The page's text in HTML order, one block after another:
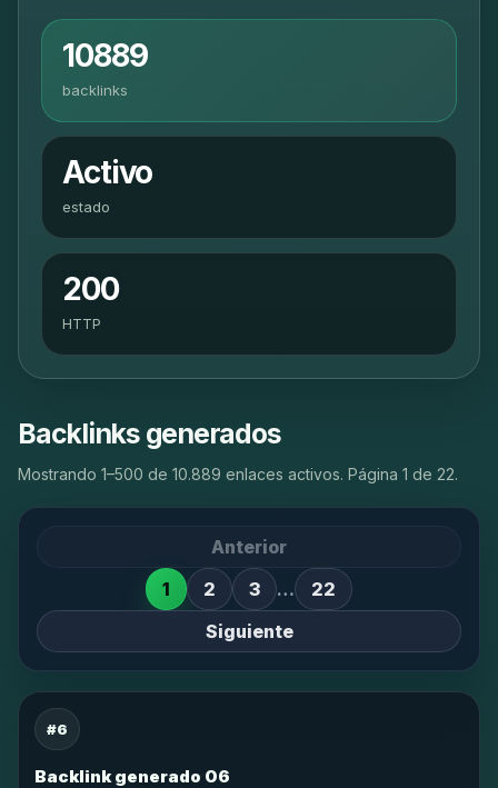
10889
backlinks
Activo
estado
200
HTTP
Backlinks generados
Mostrando 1–500 de 10.889 enlaces activos. Página 1 de 22.
Anterior
1
2 3 …
22
Siguiente
#6
Backlink generado 06